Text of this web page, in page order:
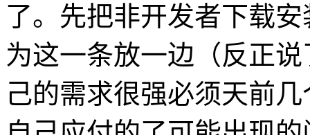
了。先把非开发者下载
为这一条放一边（反正
己的需求很强必须天前